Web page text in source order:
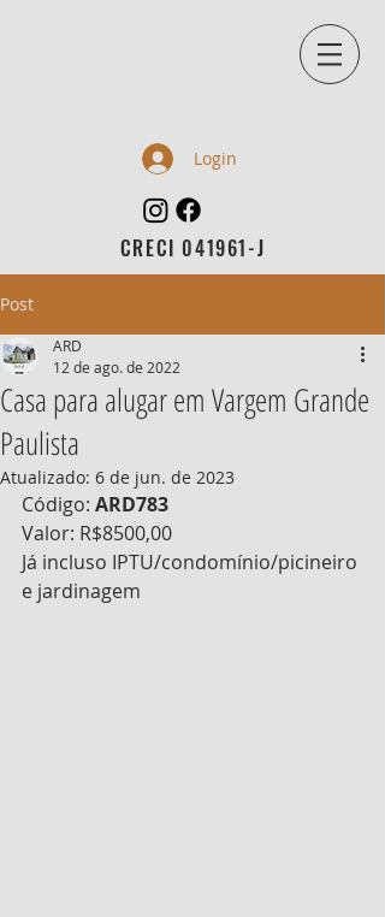
Login
CRECI 041961-J
Post
Casa para alugar em Vargem Grande
Paulista
ARD
12 de ago. de 2022
Atualizado: 6 de jun. de 2023
Código: ARD783
Valor: R$8500,00
Já incluso IPTU/condomínio/picineiro
e jardinagem